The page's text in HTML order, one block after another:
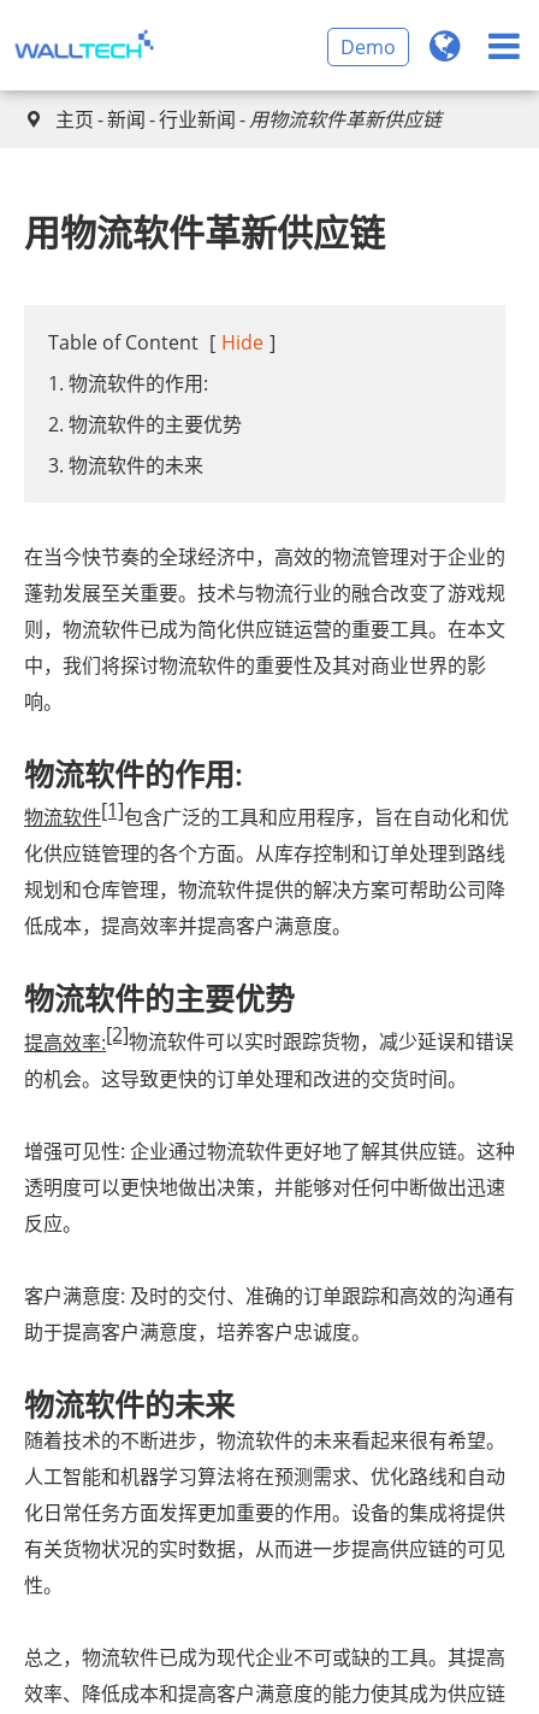
Demo
 主页 新闻 行业新闻 用物流软件革新供应链
用物流软件革新供应链
Table of Content [ Hide ]
1. 物流软件的作用:
2. 物流软件的主要优势
3. 物流软件的未来
在当今快节奏的全球经济中，高效的物流管理对于企业的
蓬勃发展至关重要。技术与物流行业的融合改变了游戏规
则，物流软件已成为简化供应链运营的重要工具。在本文
中，我们将探讨物流软件的重要性及其对商业世界的影
响。
物流软件的作用:
物流软件[1]包含广泛的工具和应用程序，旨在自动化和优
化供应链管理的各个方面。从库存控制和订单处理到路线
规划和仓库管理，物流软件提供的解决方案可帮助公司降
低成本，提高效率并提高客户满意度。
物流软件的主要优势
提高效率:[2]物流软件可以实时跟踪货物，减少延误和错误
的机会。这导致更快的订单处理和改进的交货时间。
增强可见性: 企业通过物流软件更好地了解其供应链。这种
透明度可以更快地做出决策，并能够对任何中断做出迅速
反应。
客户满意度: 及时的交付、准确的订单跟踪和高效的沟通有
助于提高客户满意度，培养客户忠诚度。
物流软件的未来
随着技术的不断进步，物流软件的未来看起来很有希望。
人工智能和机器学习算法将在预测需求、优化路线和自动
化日常任务方面发挥更加重要的作用。设备的集成将提供
有关货物状况的实时数据，从而进一步提高供应链的可见
性。
总之，物流软件已成为现代企业不可或缺的工具。其提高
效率、降低成本和提高客户满意度的能力使其成为供应链